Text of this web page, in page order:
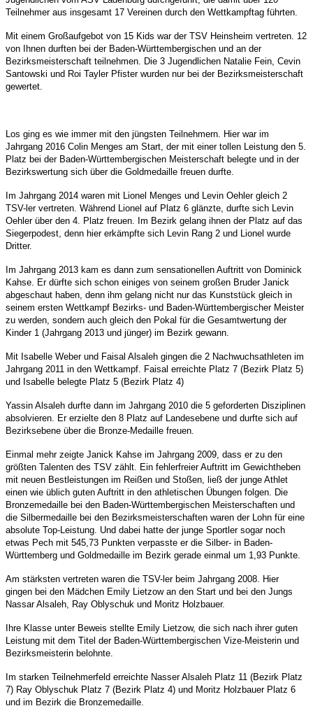
Teilnehmer aus insgesamt 17 Vereinen durch den Wettkampftag führten.
Mit einem Großaufgebot von 15 Kids war der TSV Heinsheim vertreten. 12
von Ihnen durften bei der Baden-Württembergischen und an der
Bezirksmeisterschaft teilnehmen. Die 3 Jugendlichen Natalie Fein, Cevin
Santowski und Roi Tayler Pfister wurden nur bei der Bezirksmeisterschaft
gewertet.
Los ging es wie immer mit den jüngsten Teilnehmern. Hier war im
Jahrgang 2016 Colin Menges am Start, der mit einer tollen Leistung den 5.
Platz bei der Baden-Württembergischen Meisterschaft belegte und in der
Bezirkswertung sich über die Goldmedaille freuen durfte.
Im Jahrgang 2014 waren mit Lionel Menges und Levin Oehler gleich 2
TSV-ler vertreten. Während Lionel auf Platz 6 glänzte, durfte sich Levin
Oehler über den 4. Platz freuen. Im Bezirk gelang ihnen der Platz auf das
Siegerpodest, denn hier erkämpfte sich Levin Rang 2 und Lionel wurde
Dritter.
Im Jahrgang 2013 kam es dann zum sensationellen Auftritt von Dominick
Kahse. Er dürfte sich schon einiges von seinem großen Bruder Janick
abgeschaut haben, denn ihm gelang nicht nur das Kunststück gleich in
seinem ersten Wettkampf Bezirks- und Baden-Württembergischer Meister
zu werden, sondern auch gleich den Pokal für die Gesamtwertung der
Kinder 1 (Jahrgang 2013 und jünger) im Bezirk gewann.
Mit Isabelle Weber und Faisal Alsaleh gingen die 2 Nachwuchsathleten im
Jahrgang 2011 in den Wettkampf. Faisal erreichte Platz 7 (Bezirk Platz 5)
und Isabelle belegte Platz 5 (Bezirk Platz 4)
Yassin Alsaleh durfte dann im Jahrgang 2010 die 5 geforderten Disziplinen
absolvieren. Er erzielte den 8 Platz auf Landesebene und durfte sich auf
Bezirksebene über die Bronze-Medaille freuen.
Einmal mehr zeigte Janick Kahse im Jahrgang 2009, dass er zu den
größten Talenten des TSV zählt. Ein fehlerfreier Auftritt im Gewichtheben
mit neuen Bestleistungen im Reißen und Stoßen, ließ der junge Athlet
einen wie üblich guten Auftritt in den athletischen Übungen folgen. Die
Bronzemedaille bei den Baden-Württembergischen Meisterschaften und
die Silbermedaille bei den Bezirksmeisterschaften waren der Lohn für eine
absolute Top-Leistung. Und dabei hatte der junge Sportler sogar noch
etwas Pech mit 545,73 Punkten verpasste er die Silber- in Baden-
Württemberg und Goldmedaille im Bezirk gerade einmal um 1,93 Punkte.
Am stärksten vertreten waren die TSV-ler beim Jahrgang 2008. Hier
gingen bei den Mädchen Emily Lietzow an den Start und bei den Jungs
Nassar Alsaleh, Ray Oblyschuk und Moritz Holzbauer.
Ihre Klasse unter Beweis stellte Emily Lietzow, die sich nach ihrer guten
Leistung mit dem Titel der Baden-Württembergischen Vize-Meisterin und
Bezirksmeisterin belohnte.
Im starken Teilnehmerfeld erreichte Nasser Alsaleh Platz 11 (Bezirk Platz
7) Ray Oblyschuk Platz 7 (Bezirk Platz 4) und Moritz Holzbauer Platz 6
und im Bezirk die Bronzemedaille.